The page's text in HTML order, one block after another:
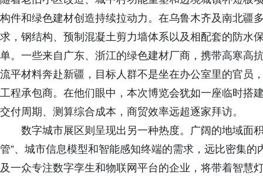
构件和绿色建材创造持续拉动力。在乌鲁木齐及南北疆
求，钢结构、预制混凝土剪力墙体系以及相配套的防水
单。一些来自广东、浙江的绿色建材厂商，携带高寒高
流平材料奔赴新疆，目标人群不是坐在办公室里的官员
工程承包商。在他们眼中，本次博览会犹如一座临时搭
交付周期、测算综合成本，商贸效率远超逐家拜访。
数字城市展区则呈现出另一种热度。广阔的地域面
管”、城市信息模型和智能感知终端的需求，远比密集
及一众专注数字孪生和物联网平台的企业，将带着智慧